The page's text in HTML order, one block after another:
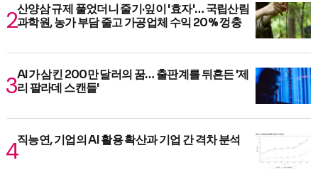
산양삼 규제 풀었더니 줄기·잎이 '효자'… 국립산림
과학원, 농가 부담 줄고 가공업체 수익 20% 껑충
AI가 삼킨 200만 달러의 꿈… 출판계를 뒤흔든 '제
리 팔라데 스캔들'
직능연, 기업의 AI 활용 확산과 기업 간 격차 분석